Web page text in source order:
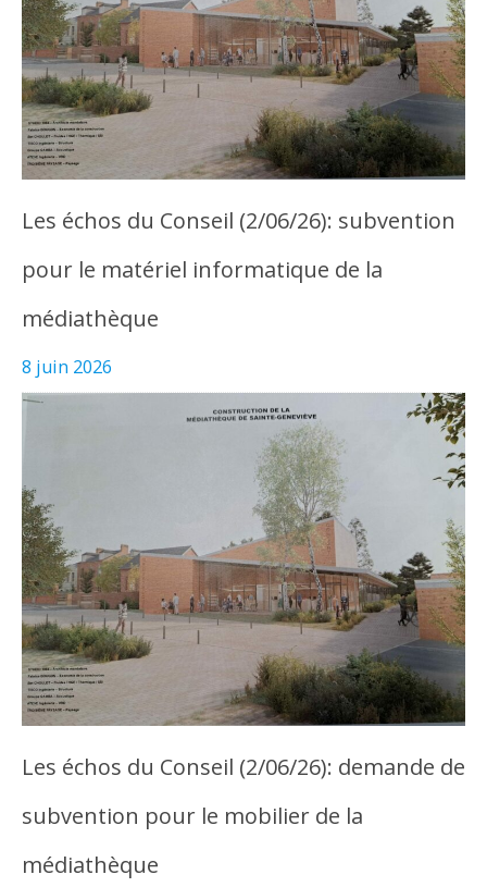
Les échos du Conseil (2/06/26): subvention
pour le matériel informatique de la
médiathèque
8 juin 2026
Les échos du Conseil (2/06/26): demande de
subvention pour le mobilier de la
médiathèque